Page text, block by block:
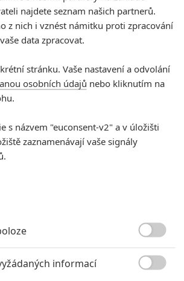
Buďte
najdete seznam našich partnerů.
z nich i vznést námitku proti zpracování
data zpracovat.
stránku. Vaše nastavení a odvolání
osobních údajů nebo kliknutím na
s názvem "euconsent-v2" a v úložišti
zaznamenávají vaše signály
informací